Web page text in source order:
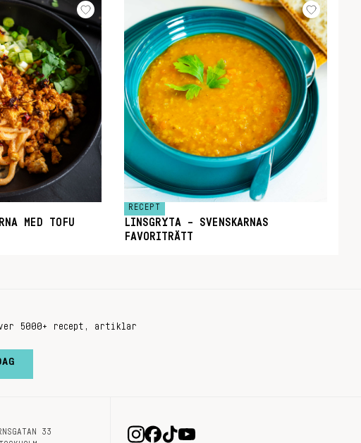
MED TOFU
RECEPT
LINSGRYTA – SVENSKARNAS
FAVORITRÄTT
5000+ recept, artiklar
33